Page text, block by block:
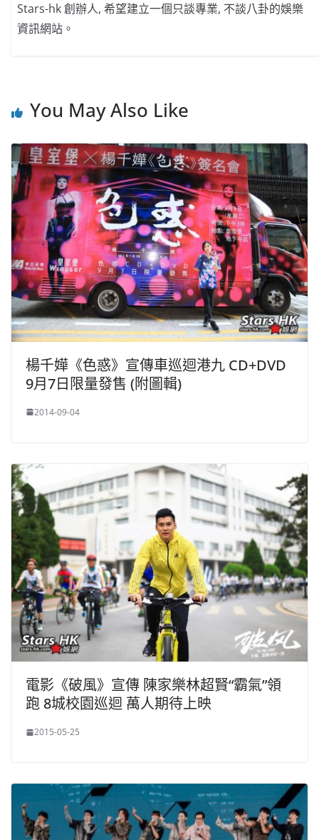
Stars-hk 創辦人, 希望建立一個只談專業, 不談八卦的娛樂
資訊網站。
You May Also Like
楊千嬅《色惑》宣傳車巡迴港九 CD+DVD
9月7日限量發售 (附圖輯)
2014-09-04
電影《破風》宣傳 陳家樂林超賢“霸氣”領
跑 8城校園巡迴 萬人期待上映
2015-05-25